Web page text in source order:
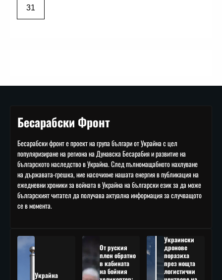
31
Бесарабски Фронт
Бесарабски фронт е проект на група българи от Украйна с цел
популяризиране на региона на Дунавска Бесарабия и развитие на
българското наследство в Украйна. След пълномащабното нахлуване
на държавата-грешка, ние насочихме нашата енергия в публикация на
ежедневни хроники за войната в Украйна на български език за да може
българският читател да получава актуална информация за случващото
се в момента.
Украйна
От руския
плен обратно
в кабината
на бойния
Украински
дронове
поразиха
през нощта
логистични